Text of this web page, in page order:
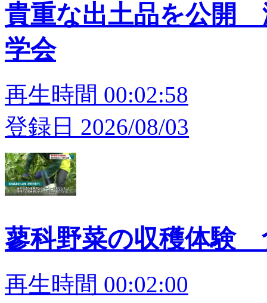
貴重な出土品を公開
学会
再生時間 00:02:58
登録日 2026/08/03
蓼科野菜の収穫体験
再生時間 00:02:00